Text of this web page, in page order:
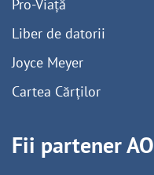
Pro-Viață
Liber de datorii
Joyce Meyer
Cartea Cărților
Fii partener AO